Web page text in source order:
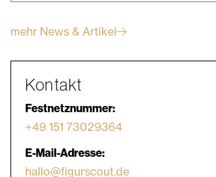
mehr News & Artikel
Kontakt
Festnetznummer:
+49 151 73029364
E-Mail-Adresse:
hallo@figurscout.de